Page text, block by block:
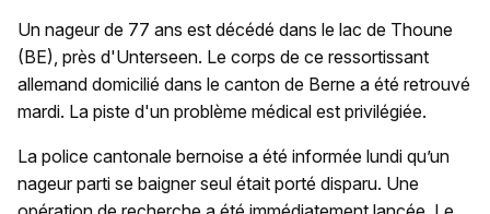
Un nageur de 77 ans est décédé dans le lac de Thoune
(BE), près d'Unterseen. Le corps de ce ressortissant
allemand domicilié dans le canton de Berne a été retrouvé
mardi. La piste d'un problème médical est privilégiée.
La police cantonale bernoise a été informée lundi qu’un
nageur parti se baigner seul était porté disparu. Une